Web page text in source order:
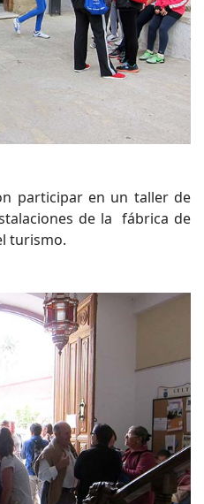
participar en un taller de
de la fábrica de
turismo.